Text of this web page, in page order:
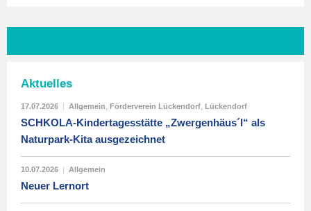
Aktuelles
17.07.2026 | Allgemein Förderverein Lückendorf Lückendorf
SCHKOLA-Kindertagesstätte „Zwergenhäus´l“ als
Naturpark-Kita ausgezeichnet
10.07.2026 | Allgemein
Neuer Lernort